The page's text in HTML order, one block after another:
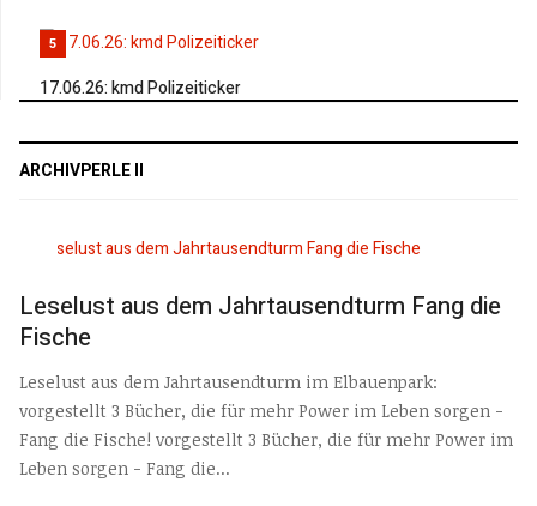
5
17.06.26: kmd Polizeiticker
ARCHIVPERLE II
Leselust aus dem Jahrtausendturm Fang die
Fische
Leselust aus dem Jahrtausendturm im Elbauenpark:
vorgestellt 3 Bücher, die für mehr Power im Leben sorgen -
Fang die Fische! vorgestellt 3 Bücher, die für mehr Power im
Leben sorgen - Fang die...